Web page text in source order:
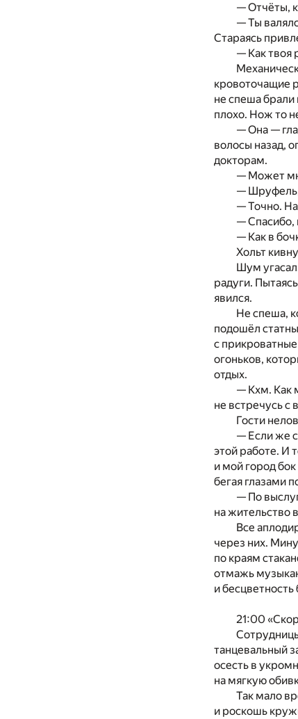
— Отчёты,
— Ты
Стараясь
— Как твоя
кровоточащие
не спеша брали
плохо. Нож то
— Она —
волосы назад,
докторам.
— Может
— Шруфель,
— Точно.
— Спасибо,
— Как в
Хольт
Шум
радуги.
явился.
Не спеша,
подошёл
с
огоньков,
отдых.
— Кхм. Как
не встречусь с
Гости
— Если же
этой работе. И
и мой город
бегая глазами
— По
на жительство
Все
через них.
по краям
отмажь
и
21:00
танцевальный
осесть в
на мягкую
Так мало
и роскошь